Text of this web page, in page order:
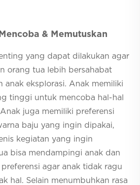
& Memutuskan
yang dapat dilakukan agar
orang tua lebih bersahabat
anak eksplorasi. Anak memiliki
tinggi untuk mencoba hal-hal
juga memiliki preferensi
baju yang ingin dipakai,
kegiatan yang ingin
bisa mendampingi anak dan
agar anak tidak ragu
hal. Selain menumbuhkan rasa